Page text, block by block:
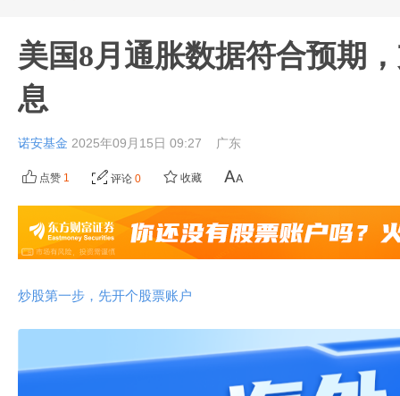
美国8月通胀数据符合预期
息
诺安基金 2025年09月15日 09:27 广东
点赞 1 评论 0 收藏
炒股第一步，先开个股票账户